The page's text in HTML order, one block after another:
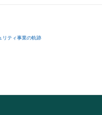
リティ事業の軌跡